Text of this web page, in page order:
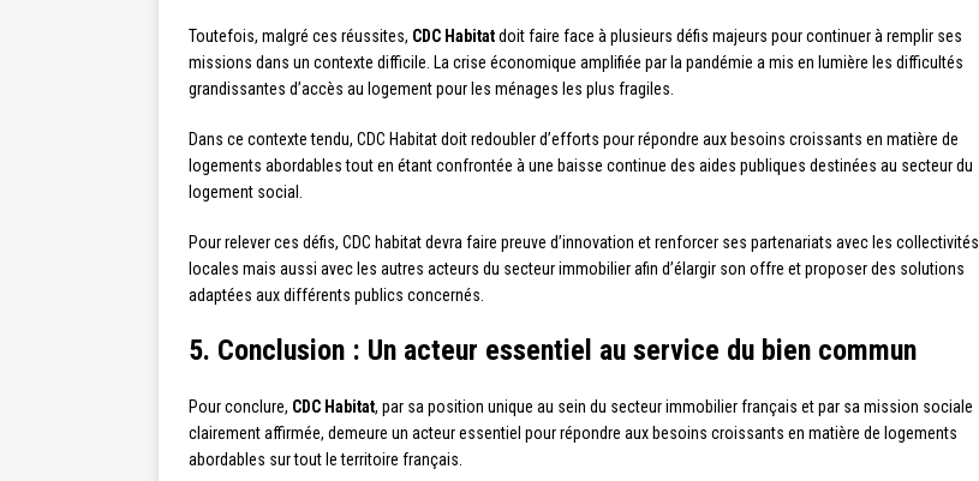
Toutefois, malgré ces réussites, CDC Habitatdoit faire face à plusieurs défis majeurs pour continuer à remplir ses
missions dans un contexte difficile. La crise économique amplifiée par la pandémie a mis en lumière les difficultés
grandissantes d’accès au logement pour les ménages les plus fragiles.
Dans ce contexte tendu, CDC Habitat doit redoubler d’efforts pour répondre aux besoins croissants en matière de
logements abordables tout en étant confrontée à une baisse continue des aides publiques destinées au secteur du
logement social.
Pour relever ces défis, CDC habitat devra faire preuve d’innovation et renforcer ses partenariats avec les collectivités
locales mais aussi avec les autres acteurs du secteur immobilier afin d’élargir son offre et proposer des solutions
adaptées aux différents publics concernés.
5. Conclusion : Un acteur essentiel au service du bien commun
Pour conclure, CDC Habitat, par sa position unique au sein du secteur immobilier français et par sa mission sociale
clairement affirmée, demeure un acteur essentiel pour répondre aux besoins croissants en matière de logements
abordables sur tout le territoire français.